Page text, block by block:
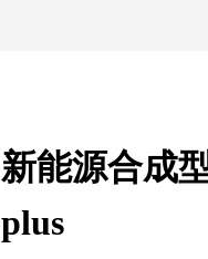
新能源合成
plus